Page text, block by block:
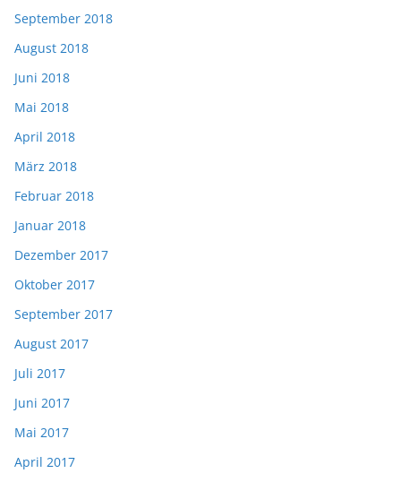
September 2018
August 2018
Juni 2018
Mai 2018
April 2018
März 2018
Februar 2018
Januar 2018
Dezember 2017
Oktober 2017
September 2017
August 2017
Juli 2017
Juni 2017
Mai 2017
April 2017